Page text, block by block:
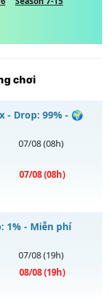
chơi
- Drop: 99% - 🌍
07/08(08h)
07/08(08h)
ngày
1% - Miễn phí
07/08(19h)
08/08(19h)